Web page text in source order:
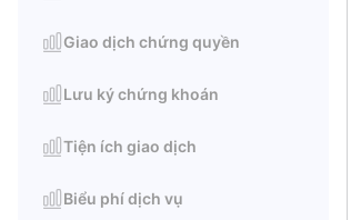
Giao dịch chứng quyền
Lưu ký chứng khoán
Tiện ích giao dịch
Biểu phí dịch vụ